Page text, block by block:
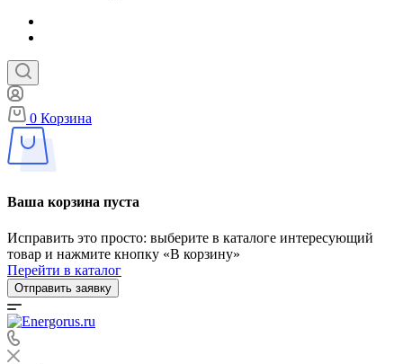
0 Корзина
Ваша корзина пуста
Исправить это просто: выберите в каталоге интересующий
товар и нажмите кнопку «В корзину»
Перейти в каталог
Отправить заявку